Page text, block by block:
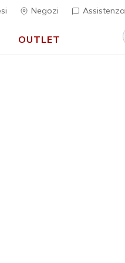
Negozi Assistenza
OUTLET